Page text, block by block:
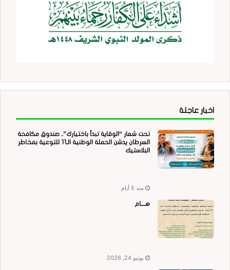
اخبار عاجلة
تحت شعار “الوقاية تبدأ باختيارك”.. صندوق مكافحة
السرطان يدشن الحملة الوطنية الـ11 للتوعية بمخاطر
البلاستيك
منذ 5 أيام
هــــام
يونيو 24, 2026